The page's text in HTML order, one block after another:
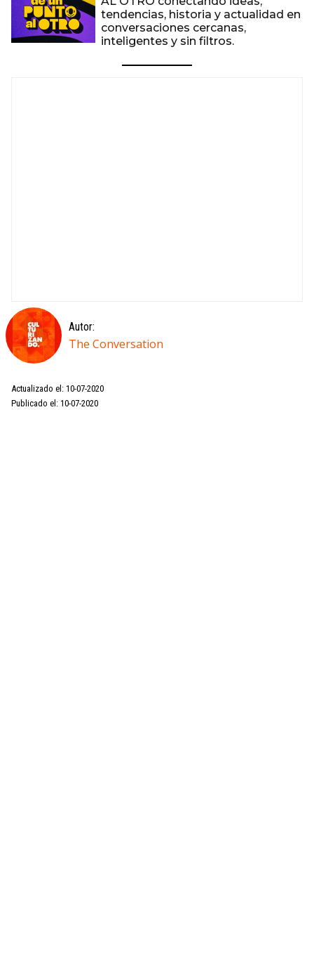
tendencias, historia y actualidad en
conversaciones cercanas,
inteligentes y sin filtros.
Autor:
The Conversation
Actualizado el: 10-07-2020
Publicado el: 10-07-2020